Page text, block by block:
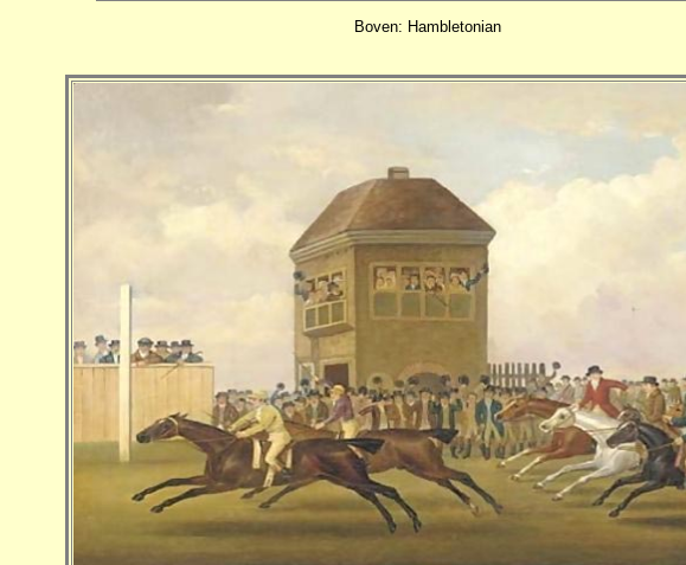
Boven: Hambletonian